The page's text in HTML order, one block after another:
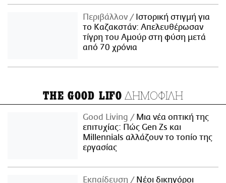
Περιβάλλον
Ιστορική στιγμή για
το Καζακστάν: Απελευθέρωσαν
τίγρη του Αμούρ στη φύση μετά
από 70 χρόνια
THE GOOD LIFO ΔΗΜΟΦΙΛΗ
Good Living
Μια νέα οπτική της
επιτυχίας: Πώς Gen Zs και
Millennials αλλάζουν το τοπίο της
εργασίας
Εκπαίδευση
Νέοι δικηγόροι